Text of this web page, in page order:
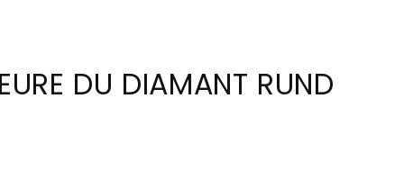
DU DIAMANT RUND